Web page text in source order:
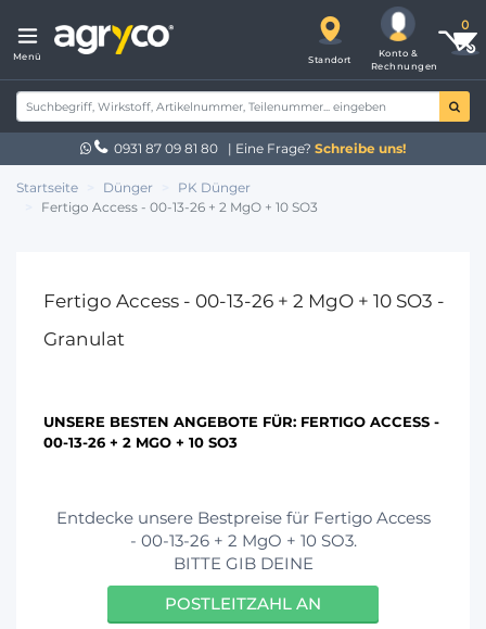
Menü Standort
Konto &
Rechnungen
0931 87 09 81 80 | Eine Frage? Schreibe uns!
Startseite Dünger
PK Dünger
Fertigo Access - 00-13-26 + 2 MgO + 10 SO3
Fertigo Access - 00-13-26 + 2 MgO + 10 SO3 -
Granulat
UNSERE BESTEN ANGEBOTE FÜR: FERTIGO ACCESS -
00-13-26 + 2 MGO + 10 SO3
Entdecke unsere Bestpreise für Fertigo Access
- 00-13-26 + 2 MgO + 10 SO3.
BITTE GIB DEINE
POSTLEITZAHL AN